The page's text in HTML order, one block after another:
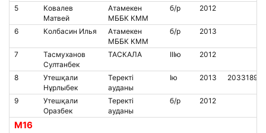
5
Ковалев
Матвей
Атамекен
МББК КММ
б/р 2012
6 Колбасин Илья
Атамекен
МББК КММ
б/р 2013
7
Тасмуханов
Султанбек
ТАСКАЛА IIIю 2012
8
Утешқали
Нұрлыбек
Теректі
ауданы
Iю 2013 2033189
9
Утешқали
Оразбек
Теректі
ауданы
б/р 2012
М16